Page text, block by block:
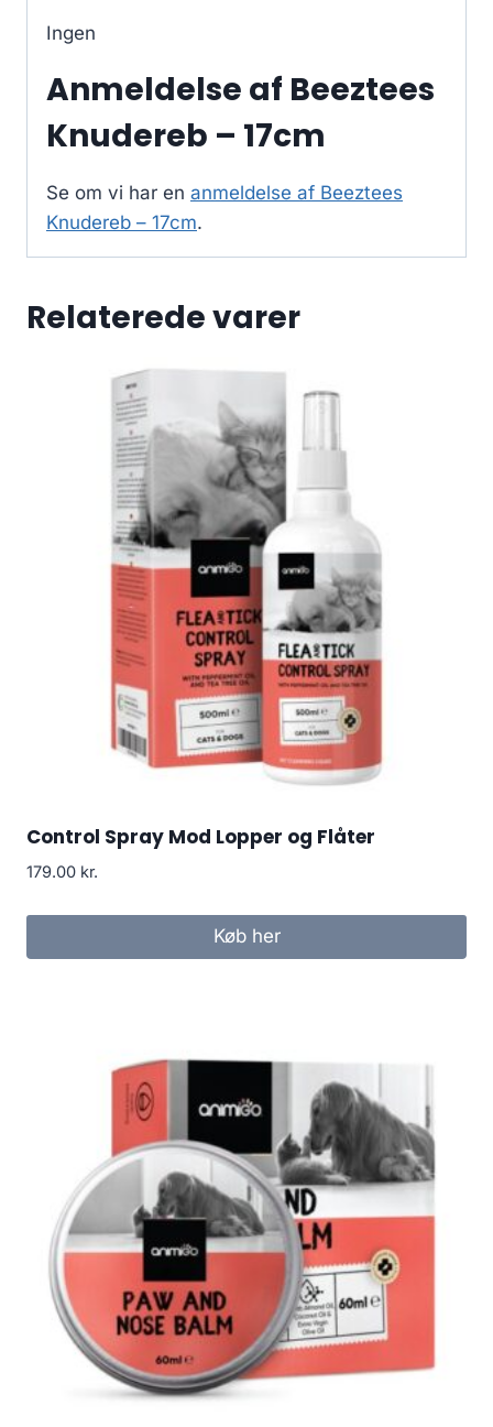
Ingen
Anmeldelse af Beeztees
Knudereb – 17cm
Se om vi har en anmeldelse af Beeztees
Knudereb – 17cm.
Relaterede varer
Control Spray Mod Lopper og Flåter
179.00 kr.
Køb her